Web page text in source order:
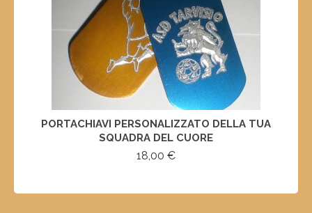
PORTACHIAVI PERSONALIZZATO DELLA TUA
SQUADRA DEL CUORE
18,00 €